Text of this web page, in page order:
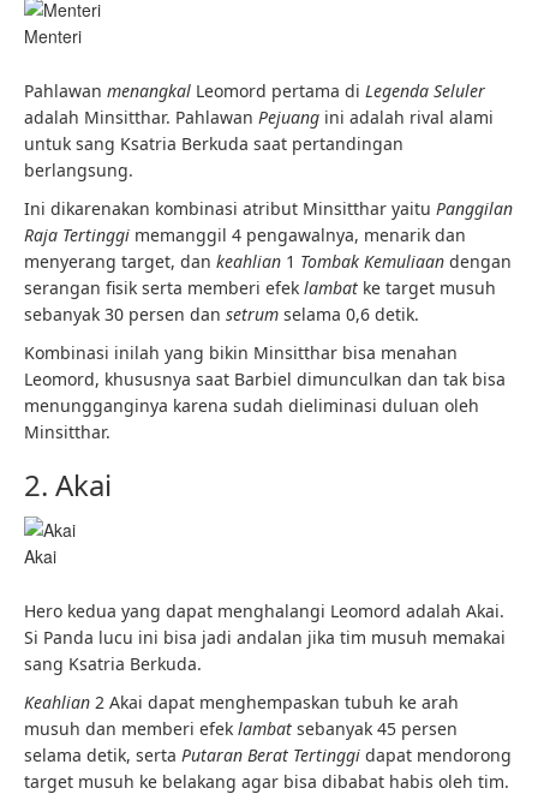
Menteri
Pahlawan menangkal Leomord pertama di Legenda Seluler
adalah Minsitthar. Pahlawan Pejuang ini adalah rival alami
untuk sang Ksatria Berkuda saat pertandingan
berlangsung.
Ini dikarenakan kombinasi atribut Minsitthar yaitu Panggilan
Raja Tertinggi memanggil 4 pengawalnya, menarik dan
menyerang target, dan keahlian 1 Tombak Kemuliaan dengan
serangan fisik serta memberi efek lambat ke target musuh
sebanyak 30 persen dan setrum selama 0,6 detik.
Kombinasi inilah yang bikin Minsitthar bisa menahan
Leomord, khususnya saat Barbiel dimunculkan dan tak bisa
menungganginya karena sudah dieliminasi duluan oleh
Minsitthar.
2. Akai
Akai
Hero kedua yang dapat menghalangi Leomord adalah Akai.
Si Panda lucu ini bisa jadi andalan jika tim musuh memakai
sang Ksatria Berkuda.
Keahlian 2 Akai dapat menghempaskan tubuh ke arah
musuh dan memberi efek lambat sebanyak 45 persen
selama detik, serta Putaran Berat Tertinggi dapat mendorong
target musuh ke belakang agar bisa dibabat habis oleh tim.